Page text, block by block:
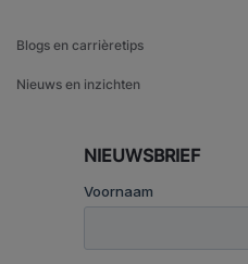
Blogs en carrièretips
Nieuws en inzichten
NIEUWSBRIEF